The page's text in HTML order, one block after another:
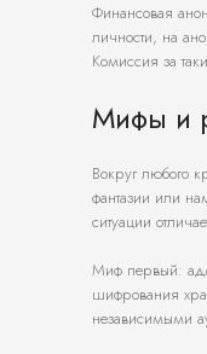
Финансовая
личности, на
Комиссия за
Мифы и
Вокруг любого
фантазии или
ситуации
Миф первый:
шифрования
независимыми